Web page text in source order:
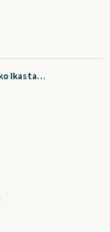
Gernikako Juntetxeak, EHUko Udako Ikastaroen barruan, Bizkaiko Foru Berriaren 500 urteei buruzko ikastaroa hartuko du, Iura Vasconiae Fundazioak antolatuta